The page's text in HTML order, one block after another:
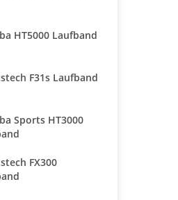
HT5000 Laufband
F31s Laufband
Sports HT3000
FX300